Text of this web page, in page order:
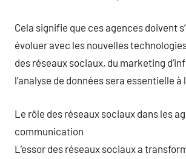
Cela signifie que ces agences doivent
évoluer avec les nouvelles
des réseaux sociaux, du marketing
l’analyse de données sera essentielle
Le rôle des réseaux sociaux dans les
communication
L’essor des réseaux sociaux a